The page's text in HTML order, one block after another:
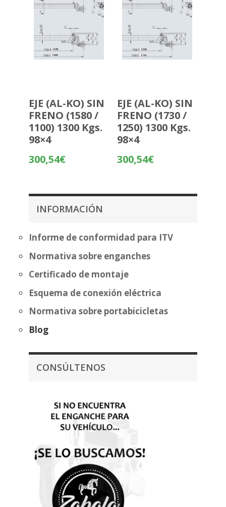
EJE (AL-KO) SIN
FRENO (1580 /
1100) 1300 Kgs.
98×4
300,54€
EJE (AL-KO) SIN
FRENO (1730 /
1250) 1300 Kgs.
98×4
300,54€
INFORMACIÓN
Informe de conformidad para ITV
Normativa sobre enganches
Certificado de montaje
Esquema de conexión eléctrica
Normativa sobre portabicicletas
Blog
CONSÚLTENOS